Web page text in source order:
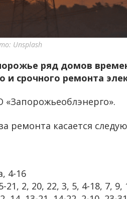
Unsplash
ряд домов
и срочного ремонта
«Запорожьеоблэнерго».
ремонта касается
4-16
2, 20, 22, 3, 5, 4-18, 7, 9,